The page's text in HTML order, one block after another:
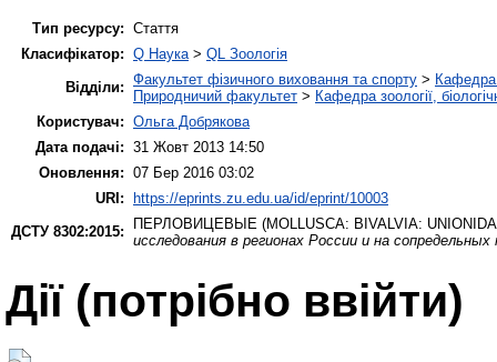
Тип ресурсу: Стаття
Класифікатор: Q Наука > QL Зоологія
Відділи: Факультет фізичного виховання та спорту > Кафедра
Природничий факультет > Кафедра зоології,
Користувач: Ольга Добрякова
Дата подачі: 31 Жовт 2013 14:50
Оновлення: 07 Бер 2016 03:02
URI: https://eprints.zu.edu.ua/id/eprint/10003
ДСТУ 8302:2015:
ПЕРЛОВИЦЕВЫЕ (MOLLUSCA: BIVALVIA:
исследования в регионах России и на
Дії ​​(потрібно ввійти)